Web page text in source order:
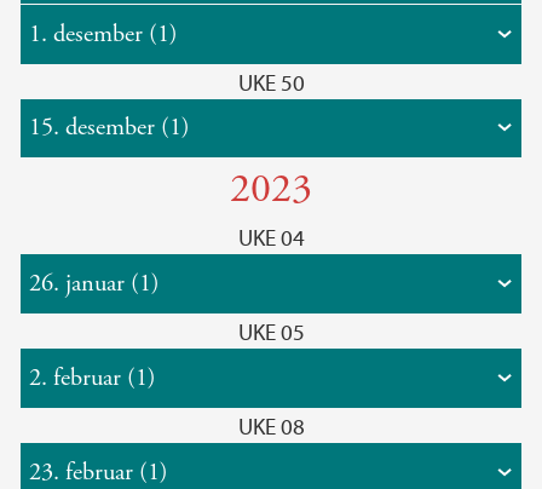
1. desember (1)
UKE 50
15. desember (1)
2023
UKE 04
26. januar (1)
UKE 05
2. februar (1)
UKE 08
23. februar (1)